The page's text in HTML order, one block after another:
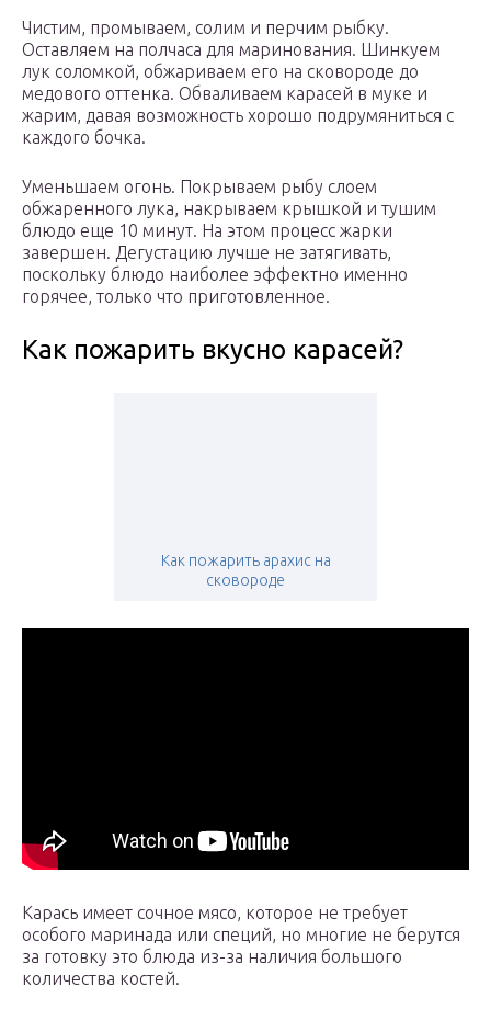
Чистим, промываем, солим и перчим рыбку.
Оставляем на полчаса для маринования. Шинкуем
лук соломкой, обжариваем его на сковороде до
медового оттенка. Обваливаем карасей в муке и
жарим, давая возможность хорошо подрумяниться с
каждого бочка.
Уменьшаем огонь. Покрываем рыбу слоем
обжаренного лука, накрываем крышкой и тушим
блюдо еще 10 минут. На этом процесс жарки
завершен. Дегустацию лучше не затягивать,
поскольку блюдо наиболее эффектно именно
горячее, только что приготовленное.
Как пожарить вкусно карасей?
Как пожарить арахис на
сковороде
Карась имеет сочное мясо, которое не требует
особого маринада или специй, но многие не берутся
за готовку это блюда из-за наличия большого
количества костей.